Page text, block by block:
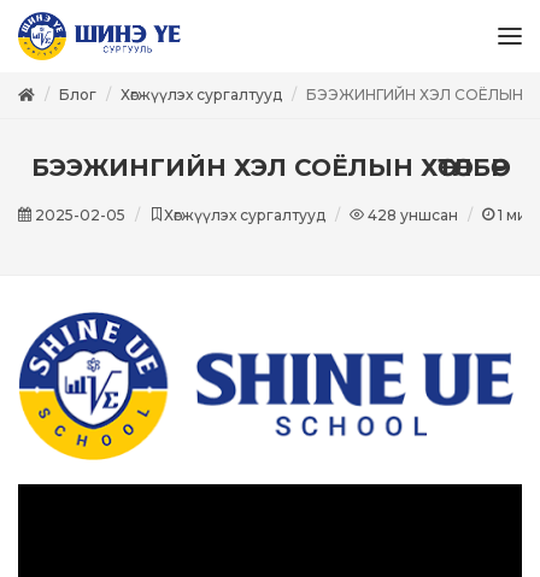
Блог Хөгжүүлэх сургалтууд БЭЭЖИНГИЙН ХЭЛ СОЁЛЫН
БЭЭЖИНГИЙН ХЭЛ СОЁЛЫН ХӨТӨЛБӨР
2025-02-05 Хөгжүүлэх сургалтууд 428 уншсан 1